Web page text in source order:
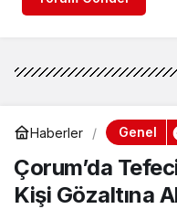
Haberler Genel
Çorum’da
Kişi Gözaltına